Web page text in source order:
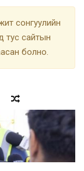
сонгуулийн
тус сайтын
болно.